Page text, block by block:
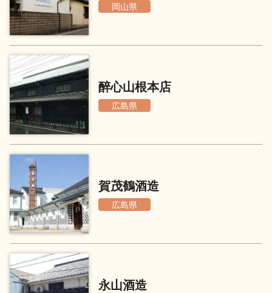
地酒用語集
お楽しみコンテンツ
歳時記
岡山県
醉心山根本店
広島県
賀茂鶴酒造
広島県
永山酒造